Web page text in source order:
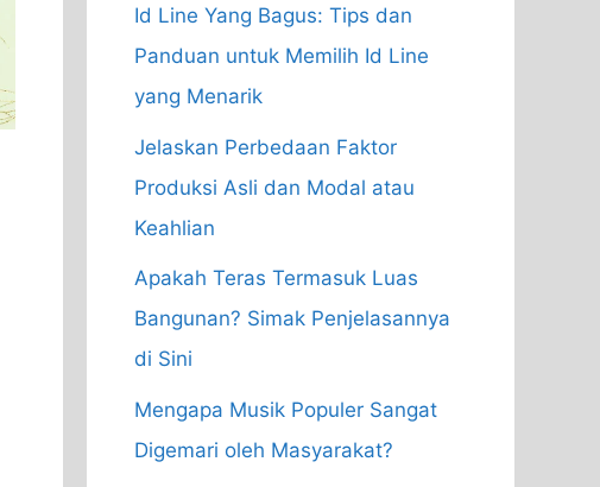
Id Line Yang Bagus: Tips dan
Panduan untuk Memilih Id Line
yang Menarik
Jelaskan Perbedaan Faktor
Produksi Asli dan Modal atau
Keahlian
Apakah Teras Termasuk Luas
Bangunan? Simak Penjelasannya
di Sini
Mengapa Musik Populer Sangat
Digemari oleh Masyarakat?